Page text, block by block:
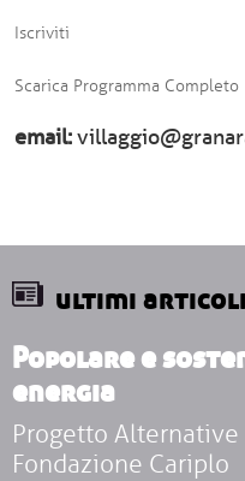
Iscriviti
Scarica Programma Completo
email
ultimi articoli
Popolare e
energia
Progetto
Fondazione Cariplo